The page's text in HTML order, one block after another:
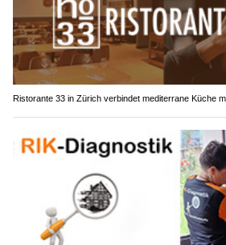
Ristorante 33 in Zürich verbindet mediterrane Küche